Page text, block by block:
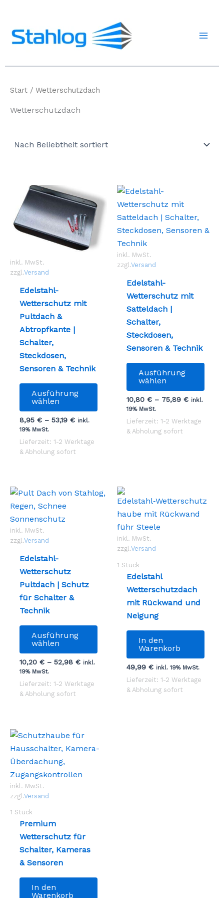
springen
Start / Wetterschutzdach
Wetterschutzdach
inkl. MwSt.
zzgl.Versand
Edelstahl-
Wetterschutz mit
Pultdach &
Abtropfkante |
Schalter,
Steckdosen,
Sensoren & Technik
Ausführung
wählen
Dieses
Produkt
weist
mehrere
können
Produktseite
gewählt
werden
8,95€ –53,19€ inkl.
19% MwSt.
Lieferzeit: 1-2 Werktage
& Abholung sofort
inkl. MwSt.
zzgl.Versand
Edelstahl-
Wetterschutz mit
Satteldach |
Schalter,
Steckdosen,
Sensoren & Technik
Ausführung
wählen
weist
10,80€ – 75,89€ inkl.
19% MwSt.
Lieferzeit: 1-2 Werktage
& Abholung sofort
inkl. MwSt.
zzgl.Versand
Edelstahl-
Wetterschutz
Pultdach | Schutz
für Schalter &
Technik
Ausführung
wählen
Dieses
weist
mehrere
Varianten
10,20€ –52,98€ inkl.
19% MwSt.
Lieferzeit: 1-2 Werktage
& Abholung sofort
inkl. MwSt.
zzgl.Versand
1 Stück
Edelstahl
Wetterschutzdach
mit Rückwand und
Neigung
In den
Warenkorb
49,99€ inkl. 19% MwSt.
Lieferzeit: 1-2 Werktage
& Abholung sofort
inkl. MwSt.
zzgl.Versand
1 Stück
Premium
Wetterschutz für
Schalter, Kameras
& Sensoren
In den
Warenkorb